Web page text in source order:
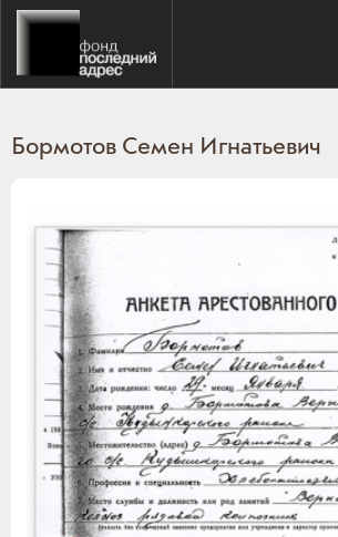
Бормотов Семен Игнатьевич